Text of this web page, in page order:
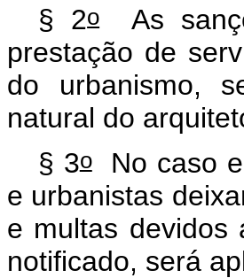
§ 2oAs
prestação de
do urbanismo,
natural do
§ 3oNo caso
e urbanistas
e multas devidos
notificado, será